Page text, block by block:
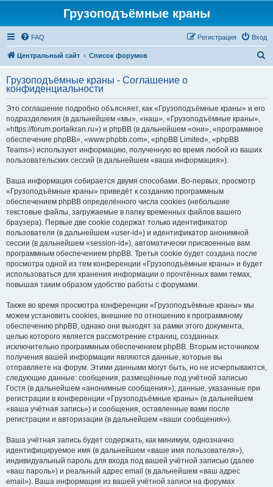
Грузоподъёмные краны
FAQ Вход
Регистрация
Центральный сайт Список форумов
с
Грузоподъёмные краны - Соглашение о
конфиденциальности
Это соглашение подробно объясняет, как «Грузоподъёмные краны» и его
подразделения (в дальнейшем «мы», «наш», «Грузоподъёмные краны»,
«https://forum.portalkran.ru») и phpBB (в дальнейшем «они», «программное
обеспечение phpBB», «www.phpbb.com», «phpBB Limited», «phpBB
Teams») используют информацию, полученную во время любой из ваших
пользовательских сессий (в дальнейшем «ваша информация»).
Ваша информация собирается двумя способами. Во-первых, просмотр
«Грузоподъёмные краны» приведёт к созданию программным
обеспечением phpBB определённого числа cookies (небольшие
текстовые файлы, загружаемые в папку временных файлов вашего
браузера). Первые две cookie содержат только идентификатор
пользователя (в дальнейшем «user-id») и идентификатор анонимной
сессии (в дальнейшем «session-id»), автоматически присвоенные вам
программным обеспечением phpBB. Третья cookie будет создана после
просмотра одной из тем конференции «Грузоподъёмные краны» и будет
использоваться для хранения информации о прочтённых вами темах,
повышая таким образом удобство работы с форумами.
Также во время просмотра конференции «Грузоподъёмные краны» мы
можем установить cookies, внешние по отношению к программному
обеспечению phpBB, однако они выходят за рамки этого документа,
целью которого является рассмотрение страниц, созданных
исключительно программным обеспечением phpBB. Вторым источником
получения вашей информации являются данные, которые вы
отправляете на форум. Этими данными могут быть, но не исчерпываются,
следующие данные: сообщения, размещённые под учётной записью
Гостя (в дальнейшем «анонимные сообщения»), данные, указанные при
регистрации в конференции «Грузоподъёмные краны» (в дальнейшем
«ваша учётная запись») и сообщения, оставленные вами после
регистрации и авторизации (в дальнейшем «ваши сообщения»).
Ваша учётная запись будет содержать, как минимум, однозначно
идентифицируемое имя (в дальнейшем «ваше имя пользователя»),
индивидуальный пароль для входа под вашей учётной записью (далее
«ваш пароль») и реальный адрес email (в дальнейшем «ваш адрес
email»). Ваша информация из вашей учётной записи на форумах